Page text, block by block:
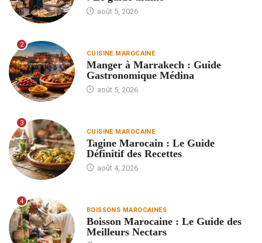
août 5, 2026
2
CUISINE MAROCAINE
Manger à Marrakech : Guide
Gastronomique Médina
août 5, 2026
3
CUISINE MAROCAINE
Tagine Marocain : Le Guide
Définitif des Recettes
août 4, 2026
4
BOISSONS MAROCAINES
Boisson Marocaine : Le Guide des
Meilleurs Nectars